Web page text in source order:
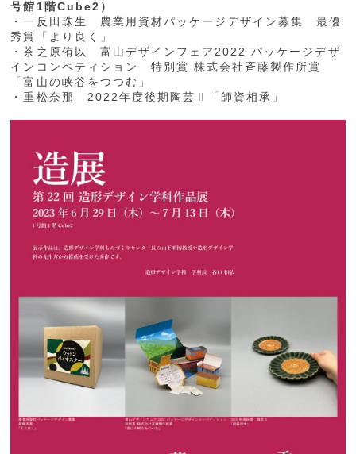
号館1階Cube2）
・一反田珠生 農業用資材パッケージデザイン募集 最優
秀賞「より良く」
・茶之原侑以 富山デザインフェア2022 パッケージデザ
インコンペティション 特別賞 株式会社斉藤製作所賞
「富山の峡谷をつつむ」
・重松奈那 2022年度後期陶芸Ⅱ「師資相承」